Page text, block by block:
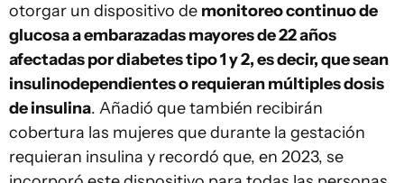
otorgar un dispositivo de monitoreo continuo de
glucosa a embarazadas mayores de 22 años
afectadas por diabetes tipo 1 y 2, es decir, que sean
insulinodependientes o requieran múltiples dosis
de insulina. Añadió que también recibirán
cobertura las mujeres que durante la gestación
requieran insulina y recordó que, en 2023, se